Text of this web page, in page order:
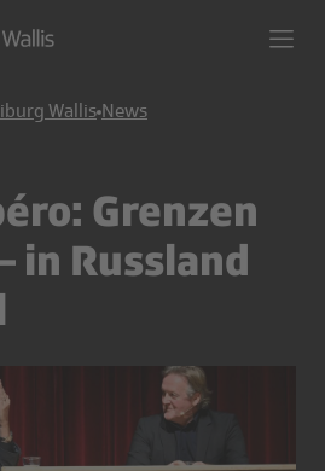
Wallis News
Grenzen
in Russland